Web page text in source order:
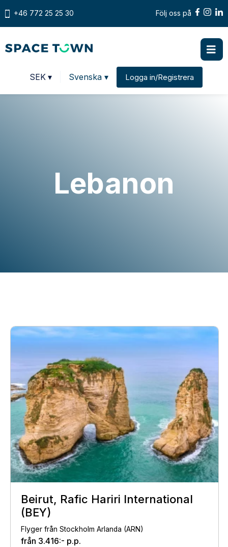
+46 772 25 25 30 Följ oss på
SEK ▾ Svenska ▾ Logga in/Registrera
Lebanon
Beirut, Rafic Hariri International
(BEY)
Flyger från Stockholm Arlanda (ARN)
från 3.416:- p.p.